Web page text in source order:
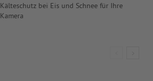
Kälteschutz bei Eis und Schnee für Ihre
Kamera